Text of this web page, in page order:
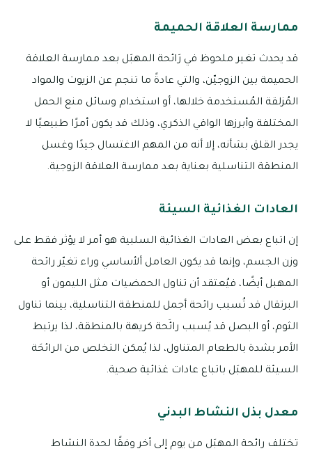
ممارسة العلاقة الحميمة
قد يحدث تغير ملحوظ في رَائحة المهبَل بعد ممارسة العلاقة
الحميمة بين الزوجيّن، والتي عادةً ما تنجم عن الزيوت والمواد
المُزلقة المُستخدمة خلالها، أو استخدام وسائل منع الحمل
المختلفة وأبرزها الواقي الذكري، وذلك قد يكون أمرًا طبيعيًا لا
يجدر القلق بشأنه، إلا أنه من المهم الاغتسال جيدًا وغسل
المنطقة التناسلية بعناية بعد ممارسة العلاقة الزوجية.
العادات الغذائية السيئة
إن اتباع بعض العادات الغذائية السلبية هو أمر لا يؤثر فقط على
وزن الجسم، وإنما قد يكون العامل ألأساسي وراء تغيّر رائحة
المهبل أيضًا، فيُعتقد أن تناول الحمضيات مثل الليمون أو
البرتقال قد تُسبب رائحة أجمل للمنطقة التناسلية، بينما تناول
الثوم، أو البصل قد يُسبب رائَحة كريهة بالمنطقة، لذا يرتبط
الأمر بشدة بالطعام المتناول، لذا يُمكن التخلص من الرائحَة
السيئة للمهبَل باتباع عادات غذائية صحية.
معدل بذل النشاط البدني
تختلف رائحة المهبَل من يوم إلى أخر وفقًا لحدة النشاط